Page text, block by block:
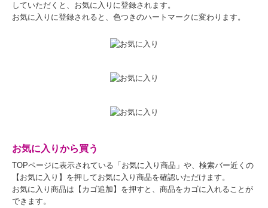
していただくと、お気に入りに登録されます。
お気に入りに登録されると、色つきのハートマークに変わります。
お気に入りから買う
TOPページに表示されている「お気に入り商品」や、検索バー近くの
【お気に入り】を押してお気に入り商品を確認いただけます。
お気に入り商品は【カゴ追加】を押すと、商品をカゴに入れることが
できます。